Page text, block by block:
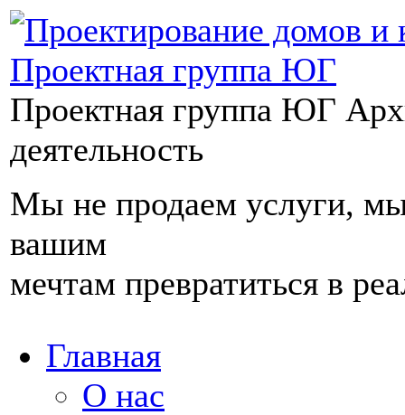
Проектная группа ЮГ
деятельность
Мы не продаем услуги,
вашим
мечтам превратиться в
Главная
О нас